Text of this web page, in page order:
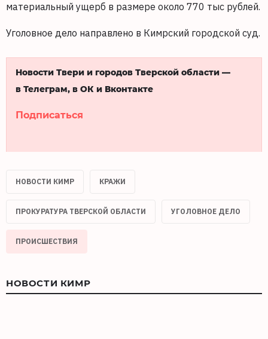
материальный ущерб в размере около 770 тыс рублей.
Уголовное дело направлено в Кимрский городской суд.
Новости Твери и городов Тверской области —
в Телеграм, в ОК и Вконтакте
Подписаться
НОВОСТИ КИМР КРАЖИ
ПРОКУРАТУРА ТВЕРСКОЙ ОБЛАСТИ УГОЛОВНОЕ ДЕЛО
ПРОИСШЕСТВИЯ
НОВОСТИ КИМР